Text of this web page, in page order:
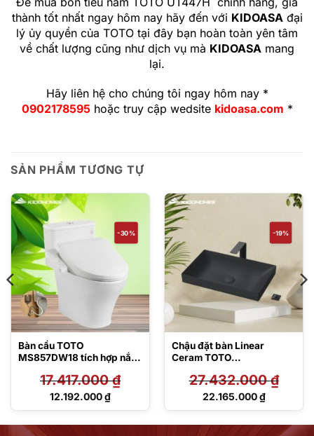
thành tốt nhất ngay hôm nay hãy đến với KIDOASA đại
lý ủy quyền của TOTO tại đây bạn hoàn toàn yên tâm
về chất lượng cũng như dịch vụ mà KIDOASA mang
lại.
Hãy liên hệ cho chúng tôi ngay hôm nay *
0902178595hoặc truy cập wedsite kidoasa.com *
SẢN PHẨM TƯƠNG TỰ
-30%
Bàn cầu TOTO
MS857DW18 tích hợp nắp
C2 – TCF23710AAA
17.417.000₫
Giá
12.192.000₫
Giá
-19%
Chậu đặt bàn Linear
Ceram TOTO
27.432.000₫
Giá
27.432.000 ₫.
22.165.000₫
Giá